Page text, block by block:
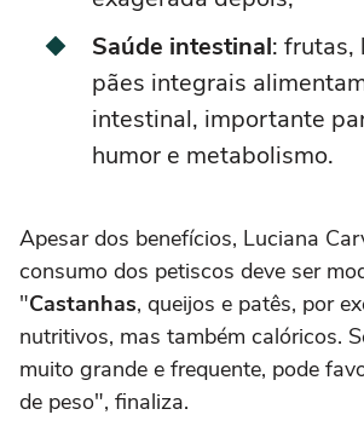
Saúde intestinal: frutas,
pães integrais
intestinal, importante
humor e metabolismo.
Apesar dos benefícios, Luciana
consumo dos petiscos deve ser
"Castanhas, queijos e patês, por
nutritivos, mas também calóricos.
muito grande e frequente, pode
de peso", finaliza.